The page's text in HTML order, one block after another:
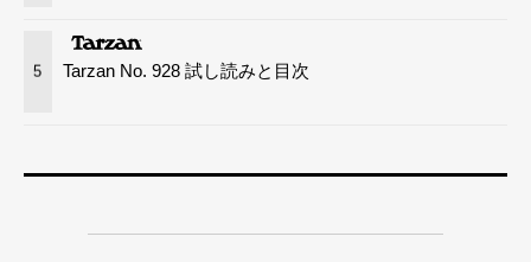
5 Tarzan No. 928 試し読みと目次